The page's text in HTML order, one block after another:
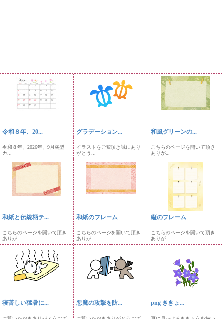
令和８年、20...
令和８年、2026年、9月横型
カ...
グラデーション...
イラストをご覧頂き誠にあり
がとう...
和風グリーンの...
こちらのページを開いて頂き
ありが...
和紙と伝統柄テ...
こちらのページを開いて頂き
ありが...
和紙のフレーム
こちらのページを開いて頂き
ありが...
縦のフレーム
こちらのページを開いて頂き
ありが...
寝苦しい猛暑に... 悪魔の攻撃を防... png ききょ...